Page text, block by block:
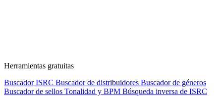
Herramientas gratuitas
Buscador ISRC Buscador de distribuidores Buscador de géneros
Buscador de sellos Tonalidad y BPM Búsqueda inversa de ISRC